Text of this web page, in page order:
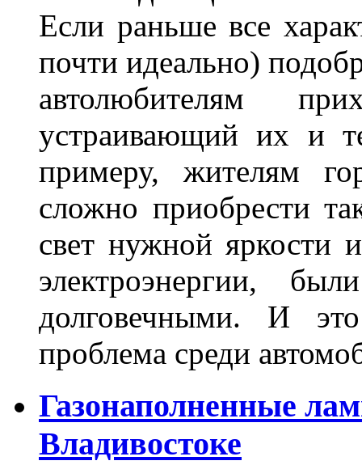
Если раньше все
почти идеально)
автолюбителям
устраивающий их и
примеру, жителям
сложно приобрести
свет нужной яркости
электроэнергии,
долговечными. И
проблема среди
Газонаполненные
Владивостоке